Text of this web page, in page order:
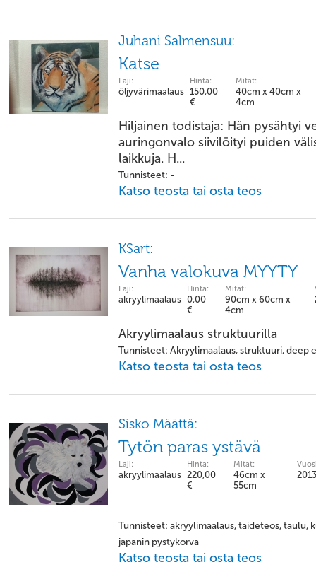
Juhani Salmensuu:
Katse
Laji:
öljyvärimaalaus
Hinta:
150,00
€
Mitat:
40cm x 40cm x
4cm
Hiljainen todistaja: Hän pysähtyi
auringonvalo siivilöityi puiden
laikkuja. H...
Tunnisteet: -
Katso teosta tai osta teos
KSart:
Vanha valokuva MYYTY
Laji:
akryylimaalaus
Hinta:
0,00
€
Mitat:
90cm x 60cm x
4cm
Akryylimaalaus struktuurilla
Tunnisteet: Akryylimaalaus, struktuuri, deep
Katso teosta tai osta teos
Sisko Määttä:
Tytön paras ystävä
Laji:
akryylimaalaus
Hinta:
220,00
€
Mitat:
46cm x
55cm
2013
Tunnisteet: akryylimaalaus, taideteos, taulu,
japanin pystykorva
Katso teosta tai osta teos